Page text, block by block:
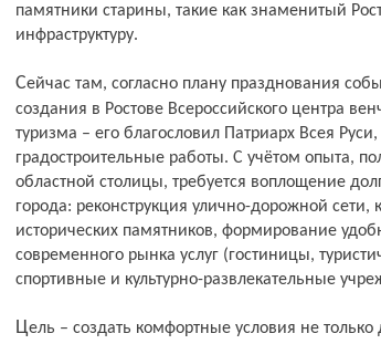
памятники старины, такие как знаменитый
инфраструктуру.
Сейчас там, согласно плану празднования событий в память 1612 года, по проекту
создания в Ростове Всероссий­ского центра
туризма – его благословил Патриарх Всея
градостроительные работы. С учётом опыта,
областной столицы, требуется воплощение
города: реконструкция улично-дорожной
исторических памятников, формирование
современного рынка услуг (гостиницы,
спортивные и культурно-развлекательные
Цель – создать комфортные условия не только для туристов и паломников, но, прежде